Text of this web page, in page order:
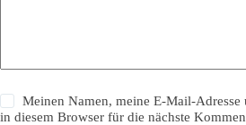
Meinen Namen, meine E-Mail-Adresse
in diesem Browser für die nächste